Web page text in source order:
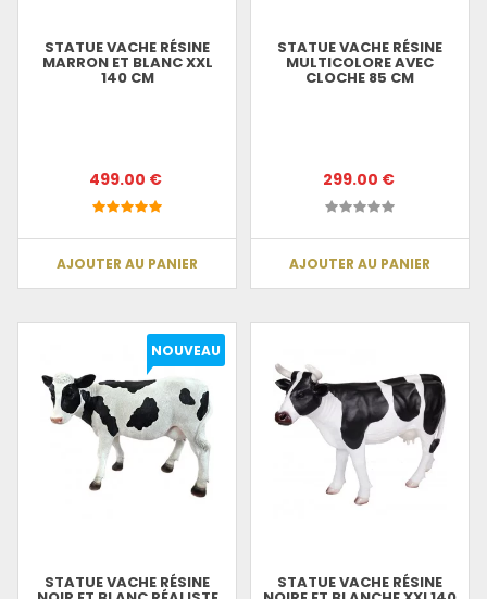
STATUE VACHE RÉSINE
MARRON ET BLANC XXL
140 CM
499.00 €
AJOUTER AU PANIER
STATUE VACHE RÉSINE
MULTICOLORE AVEC
CLOCHE 85 CM
299.00 €
AJOUTER AU PANIER
NOUVEAU
STATUE VACHE RÉSINE STATUE VACHE RÉSINE